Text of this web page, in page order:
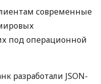
современные
под операционной
разработали JSON-